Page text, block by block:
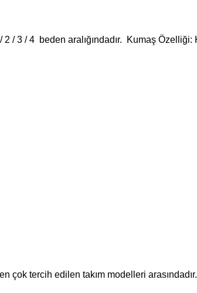
/ 3 / 4 beden aralığındadır. Kumaş Özelliği:
çok tercih edilen takım modelleri